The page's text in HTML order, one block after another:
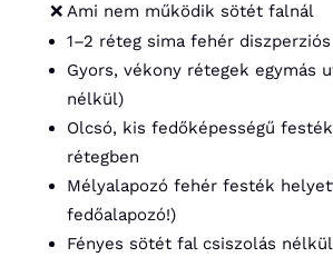
❌ Ami nem működik sötét falnál
1–2 réteg sima fehér
Gyors, vékony rétegek egymás
nélkül)
Olcsó, kis fedőképességű
rétegben
Mélyalapozó fehér festék
fedőalapozó!)
Fényes sötét fal csiszolás